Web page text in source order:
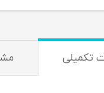
تکمیلی